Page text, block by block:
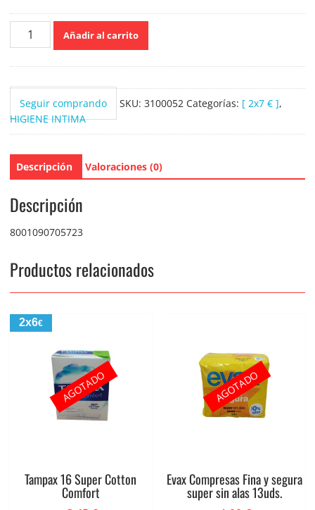
Tampax
Compak
Plus
cantidad
Añadir al carrito
Seguir comprando SKU: 3100052 Categorías: [ 2x7 € ],
HIGIENE INTIMA
Descripción Valoraciones (0)
Descripción
8001090705723
Productos relacionados
2x6€
Tampax 16 Super Cotton
Comfort
AGOTADO
Evax Compresas Fina y segura
super sin alas 13uds.
AGOTADO